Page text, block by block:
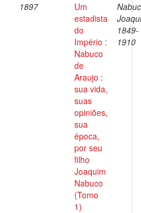
1897
Um
estadista
do
Império :
Nabuco
de
Araujo :
sua vida,
suas
opiniões,
sua
época,
por seu
filho
Joaquim
Nabuco
(Tomo
1)
1849-
1910